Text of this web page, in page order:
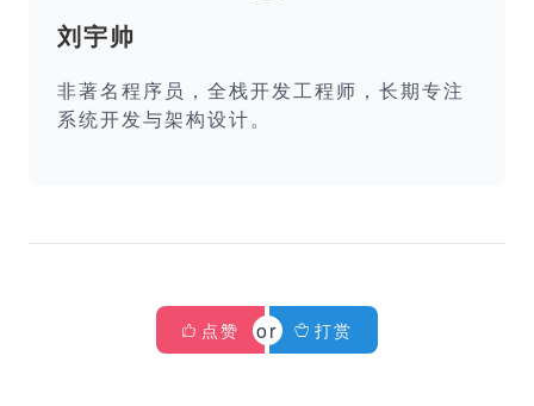
刘宇帅
非著名程序员，全栈开发工程师，长期专注
系统开发与架构设计。
点赞 打赏